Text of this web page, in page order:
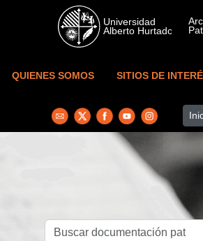
Skip to main content
QUIENES SOMOS SITIOS DE